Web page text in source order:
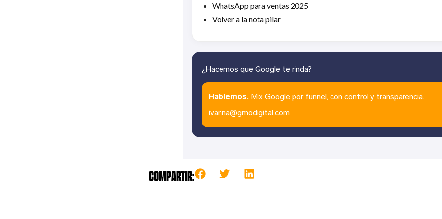
WhatsApp para ventas 2025
Volver a la nota pilar
¿Hacemos que Google te rinda?
Hablemos. Mix Google por funnel, con control y transparencia.
ivanna@gmodigital.com
Compartir: